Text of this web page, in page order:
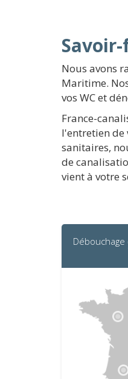
Nous avons
Maritime.
vos WC et
France-
l'entretien de
sanitaires,
de
vient à votre